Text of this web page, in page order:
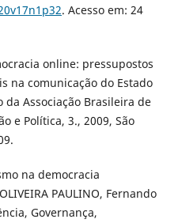
. Acesso em: 24
online: pressupostos
na comunicação do Estado
Associação Brasileira de
e Política, 3., 2009, São
na democracia
PAULINO, Fernando
Governança,